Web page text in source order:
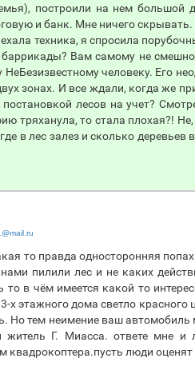
построили на нем
и банк. Мне ничего скрывать.
техника, я спросила
Вам самому не
НеБезизвестному человеку. Его
зонах. И все ждали, когда же
лесов на учет?
тряханула, то стала плохая?!
в лес залез и сколько
то правда односторонняя
пилили лес и не каких
в чём имеется какой то
х этажного дома светло
Но тем неимение ваш
житель Г. Миасса. ответе мне
квадрокоптера.пусть люди